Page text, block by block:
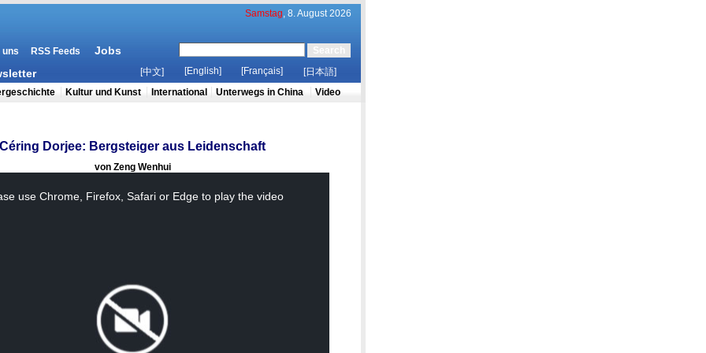
Céring Dorjee: Bergsteiger aus Leidenschaft
von Zeng Wenhui
use Chrome, Firefox, Safari or Edge to play the video